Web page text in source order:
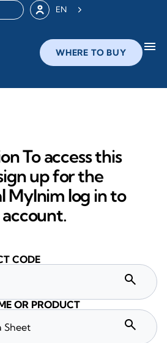
EN
WHERE TO BUY menu
To access this
up for the
MyInim log in to
CODE
search
OR PRODUCT
search